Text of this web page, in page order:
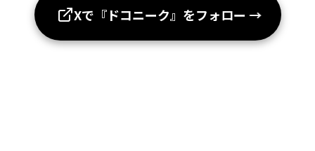
Xで『ドコニーク』をフォロー →